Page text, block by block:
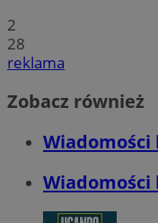
2
28
reklama
Zobacz również
Wiadomości